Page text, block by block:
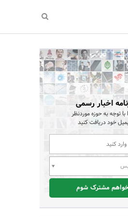
اخبار رسمی
با توجه به حوزه موردنظر
خود دریافت کنید
مشترک شوم